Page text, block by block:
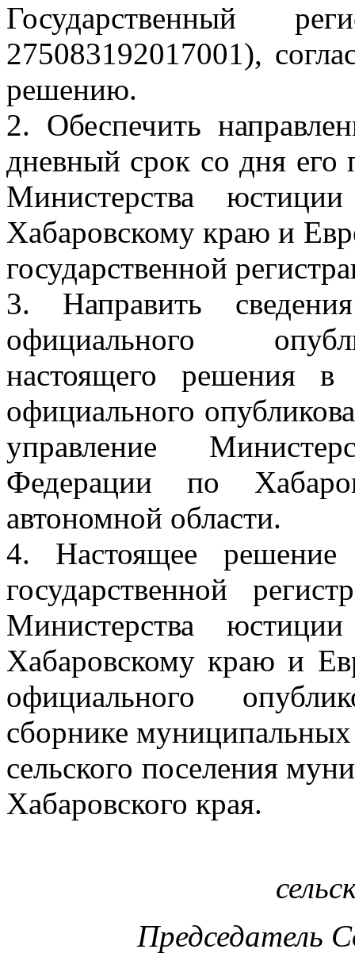
Государственный
275083192017001),
решению.
2. Обеспечить
дневный срок со дня его
Министерства
Хабаровскому краю и
государственной
3. Направить
официального
настоящего решения
официального
управление
Федерации по
автономной области.
4. Настоящее
государственной
Министерства
Хабаровскому краю и
официального
сборнике
сельского поселения
Хабаровского края.
Председатель